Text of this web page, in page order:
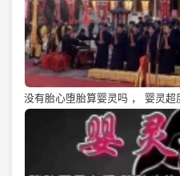
没有胎心堕胎算婴灵吗 ， 婴灵超